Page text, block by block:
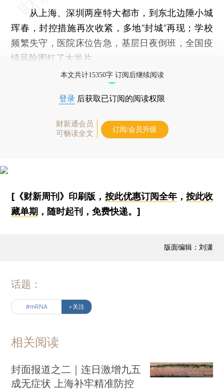
从上海、深圳两座特大都市，到东北边陲小城
珲春，封控措施再次收紧，多地“封城”再现；学校
频繁失守，医院床位告急，基层日夜倒班，全国疫
情风险图红了大半片。
本文共计15350字 订阅后继续阅读
登录 后获取已订阅的阅读权限
财新通会员
可畅读全文
订阅/会员升级
[《财新周刊》印刷版， 按此优惠订阅全年， 按此收
藏单期 ，随时起刊，免费快递。]
版面编辑：刘潇
话题：
#mRNA +关注
相关阅读
封面报道之二｜连日激增九五
成无症状 上海补牢精准防控